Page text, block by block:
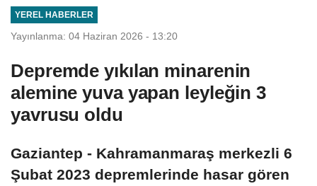
YEREL HABERLER
Yayınlanma: 04 Haziran 2026 - 13:20
Depremde yıkılan minarenin
alemine yuva yapan leyleğin 3
yavrusu oldu
Gaziantep - Kahramanmaraş merkezli 6
Şubat 2023 depremlerinde hasar gören